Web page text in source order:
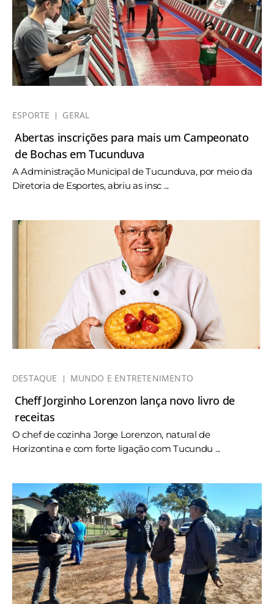
ESPORTE GERAL
Abertas inscrições para mais um Campeonato
de Bochas em Tucunduva
A Administração Municipal de Tucunduva, por meio da
Diretoria de Esportes, abriu as insc ...
DESTAQUE MUNDO E ENTRETENIMENTO
Cheff Jorginho Lorenzon lança novo livro de
receitas
O chef de cozinha Jorge Lorenzon, natural de
Horizontina e com forte ligação com Tucundu ...